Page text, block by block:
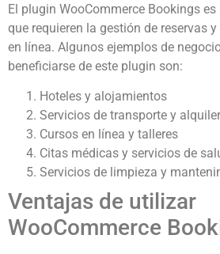
El plugin WooCommerce Bookings
que requieren la gestión de reservas
en línea. Algunos ejemplos de
beneficiarse de este plugin son:
Hoteles y alojamientos
Servicios de transporte y
Cursos en línea y talleres
Citas médicas y servicios de
Servicios de limpieza y
Ventajas de utilizar
WooCommerce